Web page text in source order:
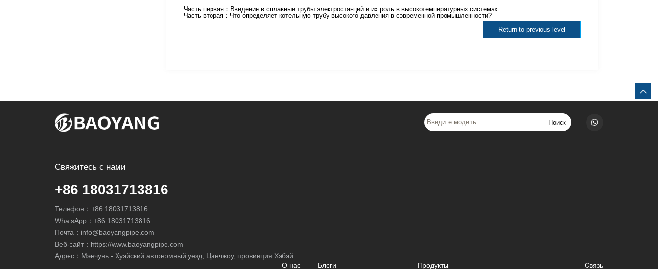
Часть первая： Введение в сплавные трубы электростанций и их роль в высокотемпературных системах
Часть вторая： Что определяет котельную трубу высокого давления в современной промышленности?
Return to previous level
Поиск
Свяжитесь с нами
+86 18031713816
Телефон： +86 18031713816
WhatsApp： +86 18031713816
Почта： info@baoyangpipe.com
Веб-сайт：https://www.baoyangpipe.com
Адрес：Мэнчунь - Хуэйский автономный уезд, Цанчжоу, провинция Хэбэй
О нас
Блоги Продукты Связь